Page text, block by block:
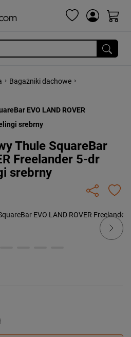
› Bagażniki dachowe ›
EVO LAND ROVER
srebrny
Thule SquareBar
Freelander 5-dr
srebrny
Next